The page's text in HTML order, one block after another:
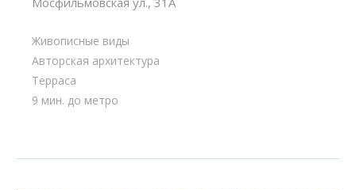
Живописные виды
Авторская архитектура
Терраса
9 мин. до метро